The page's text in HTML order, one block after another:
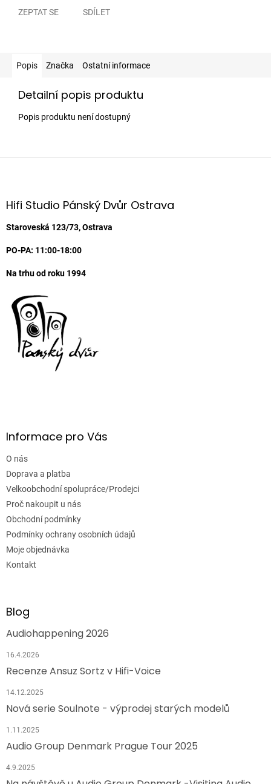
ZEPTAT SE SDÍLET
Popis Značka Ostatní informace
Detailní popis produktu
Popis produktu není dostupný
Z
aHifi Studio Pánský Dvůr Ostrava
Staroveská 123/73, Ostrava
PO-PA: 11:00-18:00
Na trhu od roku 1994
Informace pro Vás
O nás
Doprava a platba
Velkoobchodní spolupráce/Prodejci
Proč nakoupit u nás
Obchodní podmínky
Podmínky ochrany osobních údajů
Moje objednávka
Kontakt
Blog
Audiohappening 2026
16.4.2026
Recenze Ansuz Sortz v Hifi-Voice
14.12.2025
Nová serie Soulnote - výprodej starých modelů
1.11.2025
Audio Group Denmark Prague Tour 2025
4.9.2025